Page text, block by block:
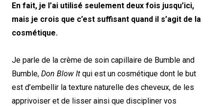
En fait, je l’ai utilisé seulement deux fois jusqu’ici,
mais je crois que c’est suffisant quand il s’agit de la
cosmétique.
Je parle de la crème de soin capillaire de Bumble and
Bumble, Don Blow It qui est un cosmétique dont le but
est d’embellir la texture naturelle des cheveux, de les
apprivoiser et de lisser ainsi que discipliner vos